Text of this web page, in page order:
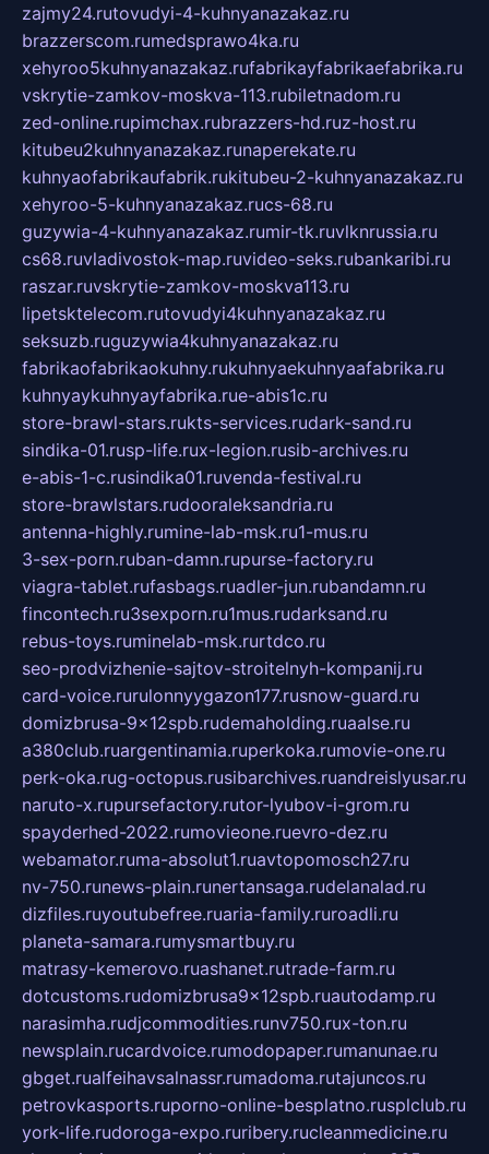
zajmy24.rutovudyi-4-kuhnyanazakaz.ru
brazzerscom.rumedsprawo4ka.ru
xehyroo5kuhnyanazakaz.rufabrikayfabrikaefabrika.ru
vskrytie-zamkov-moskva-113.rubiletnadom.ru
zed-online.rupimchax.rubrazzers-hd.ruz-host.ru
kitubeu2kuhnyanazakaz.runaperekate.ru
kuhnyaofabrikaufabrik.rukitubeu-2-kuhnyanazakaz.ru
xehyroo-5-kuhnyanazakaz.rucs-68.ru
guzywia-4-kuhnyanazakaz.rumir-tk.ruvlknrussia.ru
cs68.ruvladivostok-map.ruvideo-seks.rubankaribi.ru
raszar.ruvskrytie-zamkov-moskva113.ru
lipetsktelecom.rutovudyi4kuhnyanazakaz.ru
seksuzb.ruguzywia4kuhnyanazakaz.ru
fabrikaofabrikaokuhny.rukuhnyaekuhnyaafabrika.ru
kuhnyaykuhnyayfabrika.rue-abis1c.ru
store-brawl-stars.rukts-services.rudark-sand.ru
sindika-01.rusp-life.rux-legion.rusib-archives.ru
e-abis-1-c.rusindika01.ruvenda-festival.ru
store-brawlstars.rudooraleksandria.ru
antenna-highly.rumine-lab-msk.ru1-mus.ru
3-sex-porn.ruban-damn.rupurse-factory.ru
viagra-tablet.rufasbags.ruadler-jun.rubandamn.ru
fincontech.ru3sexporn.ru1mus.rudarksand.ru
rebus-toys.ruminelab-msk.rurtdco.ru
seo-prodvizhenie-sajtov-stroitelnyh-kompanij.ru
card-voice.rurulonnyygazon177.rusnow-guard.ru
domizbrusa-9x12spb.rudemaholding.ruaalse.ru
a380club.ruargentinamia.ruperkoka.rumovie-one.ru
perk-oka.rug-octopus.rusibarchives.ruandreislyusar.ru
naruto-x.rupursefactory.rutor-lyubov-i-grom.ru
spayderhed-2022.rumovieone.ruevro-dez.ru
webamator.ruma-absolut1.ruavtopomosch27.ru
nv-750.runews-plain.runertansaga.rudelanalad.ru
dizfiles.ruyoutubefree.ruaria-family.ruroadli.ru
planeta-samara.rumysmartbuy.ru
matrasy-kemerovo.ruashanet.rutrade-farm.ru
dotcustoms.rudomizbrusa9x12spb.ruautodamp.ru
narasimha.rudjcommodities.runv750.rux-ton.ru
newsplain.rucardvoice.rumodopaper.rumanunae.ru
gbget.rualfeihavsalnassr.rumadoma.rutajuncos.ru
petrovkasports.ruporno-online-besplatno.rusplclub.ru
york-life.rudoroga-expo.ruribery.rucleanmedicine.ru